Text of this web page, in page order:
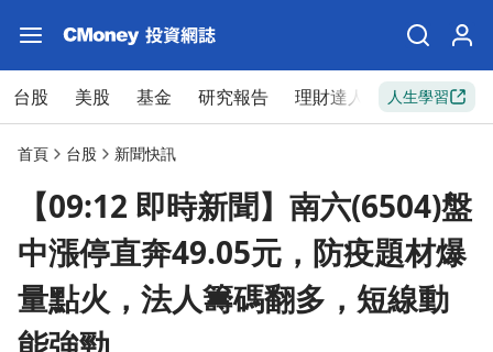
台股 美股 基金 研究報告 理財達人 新手入門
人生學習
首頁 台股 新聞快訊
【09:12 即時新聞】南六(6504)盤
中漲停直奔49.05元，防疫題材爆
量點火，法人籌碼翻多，短線動